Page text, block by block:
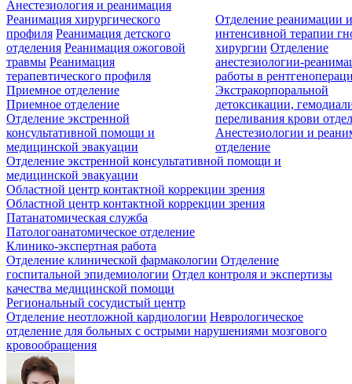
Анестезиология и реанимация
Реанимация хирургического
профиля Реанимация детского
отделения Реанимация ожоговой
травмы Реанимация
терапевтического профиля
Отделение реанимации
интенсивной терапии
хирургии Отделение
анестезиологии-
работы в
Экстракорпоральной
детоксикации,
переливания крови
Анестезиологии и
отделение
Приемное отделение
Приемное отделение
Отделение экстренной
консультативной помощи и
медицинской эвакуации
Отделение экстренной консультативной помощи и
медицинской эвакуации
Областной центр контактной коррекции зрения
Областной центр контактной коррекции зрения
Патанатомическая служба
Патологоанатомическое отделение
Клинико-экспертная работа
Отделение клинической фармакологии Отделение
госпитальной эпидемиологии Отдел контроля и экспертизы
качества медицинской помощи
Региональный сосудистый центр
Отделение неотложной кардиологии Неврологическое
отделение для больных с острыми нарушениями мозгового
кровообращения